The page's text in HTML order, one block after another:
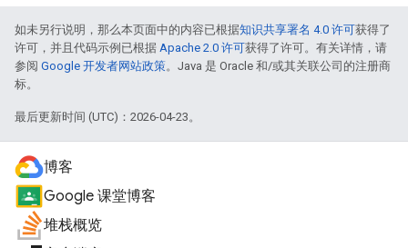
如未另行说明，那么本页面中的内容已根据知识共享署名 4.0 许可获得了
许可，并且代码示例已根据 Apache 2.0 许可获得了许可。有关详情，请
参阅 Google 开发者网站政策。Java 是 Oracle 和/或其关联公司的注册商
标。
最后更新时间 (UTC)：2026-04-23。
博客
Google 课堂博客
堆栈概览